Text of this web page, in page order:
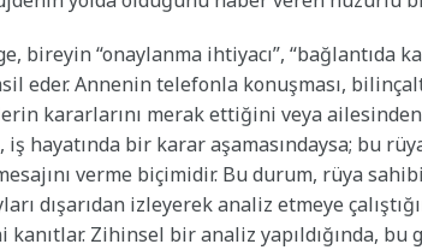
bireyin “onaylanma ihtiyacı”, “bağlantıda
eder. Annenin telefonla konuşması,
kararlarını merak ettiğini veya
iş hayatında bir karar aşamasındaysa; bu
verme biçimidir. Bu durum, rüya
dışarıdan izleyerek analiz etmeye
kanıtlar. Zihinsel bir analiz yapıldığında,